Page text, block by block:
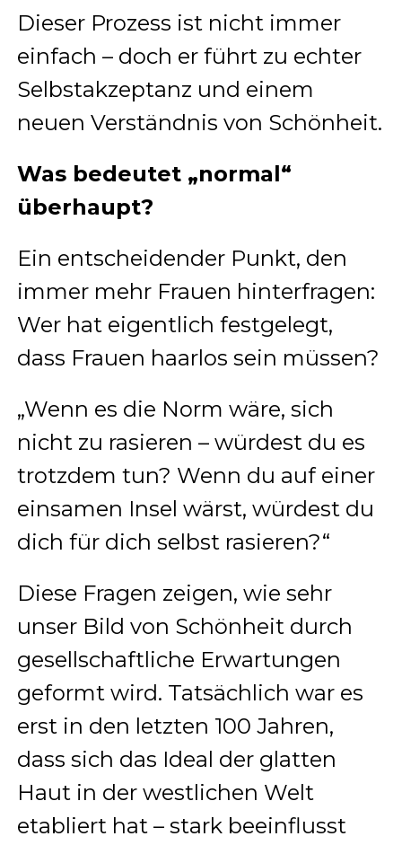
Dieser Prozess ist nicht immer
einfach – doch er führt zu echter
Selbstakzeptanz und einem
neuen Verständnis von Schönheit.
Was bedeutet „normal“
überhaupt?
Ein entscheidender Punkt, den
immer mehr Frauen hinterfragen:
Wer hat eigentlich festgelegt,
dass Frauen haarlos sein müssen?
„Wenn es die Norm wäre, sich
nicht zu rasieren – würdest du es
trotzdem tun? Wenn du auf einer
einsamen Insel wärst, würdest du
dich für dich selbst rasieren?“
Diese Fragen zeigen, wie sehr
unser Bild von Schönheit durch
gesellschaftliche Erwartungen
geformt wird. Tatsächlich war es
erst in den letzten 100 Jahren,
dass sich das Ideal der glatten
Haut in der westlichen Welt
etabliert hat – stark beeinflusst